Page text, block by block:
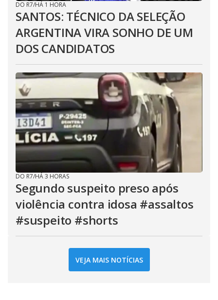
DO R7/HÁ 1 HORA
SANTOS: TÉCNICO DA SELEÇÃO
ARGENTINA VIRA SONHO DE UM
DOS CANDIDATOS
DO R7/HÁ 3 HORAS
Segundo suspeito preso após
violência contra idosa #assaltos
#suspeito #shorts
VEJA MAIS NOTÍCIAS